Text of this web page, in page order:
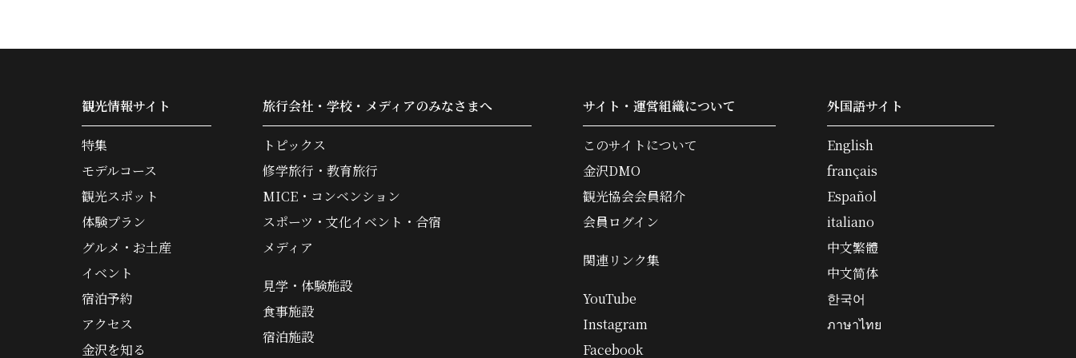
観光情報サイト
特集
モデルコース
観光スポット
体験プラン
グルメ・お土産
イベント
宿泊予約
アクセス
金沢を知る
旅行会社・学校・メディアのみなさまへ
トピックス
修学旅行・教育旅行
MICE・コンベンション
スポーツ・文化イベント・合宿
メディア
見学・体験施設
食事施設
宿泊施設
サイト・運営組織について
このサイトについて
金沢DMO
観光協会会員紹介
会員ログイン
関連リンク集
YouTube
Instagram
Facebook
外国語サイト
English
français
Español
italiano
中文繁體
中文简体
한국어
ภาษาไทย